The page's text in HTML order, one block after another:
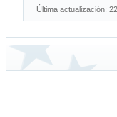
Última actualización: